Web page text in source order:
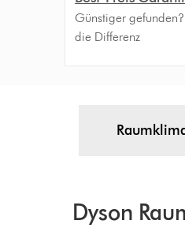
Günstiger
die Differenz
Dyson